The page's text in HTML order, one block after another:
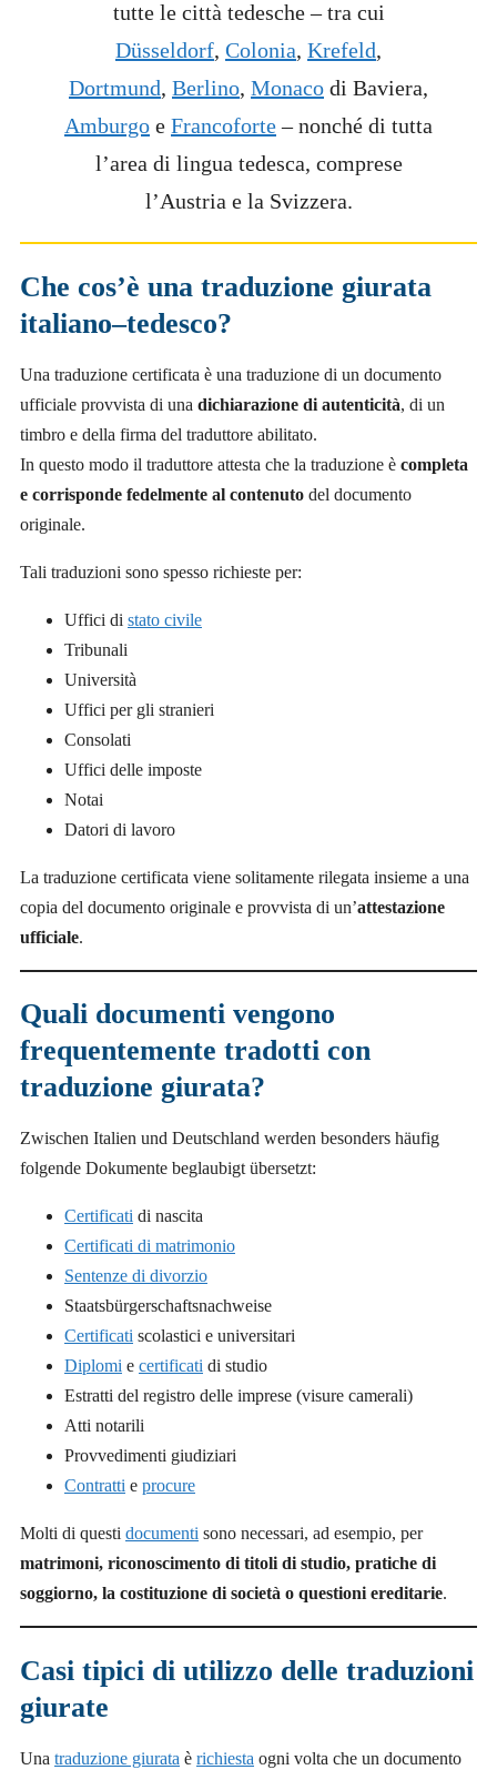
tutte le città tedesche – tra cui
Düsseldorf, Colonia, Krefeld,
Dortmund, Berlino, Monaco di Baviera,
Amburgo e Francoforte– nonché di tutta
l’area di lingua tedesca, comprese
l’Austria e la Svizzera.
Che cos’è una traduzione giurata
italiano–tedesco?
Una traduzione certificata è una traduzione di un documento
ufficiale provvista di una dichiarazione di autenticità, di un
timbro e della firma del traduttore abilitato.
In questo modo il traduttore attesta che la traduzione è completa
e corrisponde fedelmente al contenuto del documento
originale.
Tali traduzioni sono spesso richieste per:
Uffici di stato civile
Tribunali
Università
Uffici per gli stranieri
Consolati
Uffici delle imposte
Notai
Datori di lavoro
La traduzione certificata viene solitamente rilegata insieme a una
copia del documento originale e provvista di un’attestazione
ufficiale.
Quali documenti vengono
frequentemente tradotti con
traduzione giurata?
Zwischen Italien und Deutschland werden besonders häufig
folgende Dokumente beglaubigt übersetzt:
Certificati di nascita
Certificati di matrimonio
Sentenze di divorzio
Staatsbürgerschaftsnachweise
Certificati scolastici e universitari
Diplomi e certificati di studio
Estratti del registro delle imprese (visure camerali)
Atti notarili
Provvedimenti giudiziari
Contratti e procure
Molti di questi documenti sono necessari, ad esempio, per
matrimoni, riconoscimento di titoli di studio, pratiche di
soggiorno, la costituzione di società o questioni ereditarie.
Casi tipici di utilizzo delle traduzioni
giurate
Una traduzione giurata è richiesta ogni volta che un documento